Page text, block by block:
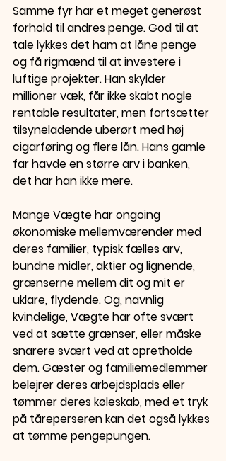
Samme fyr har et meget generøst
forhold til andres penge. God til at
tale lykkes det ham at låne penge
og få rigmænd til at investere i
luftige projekter. Han skylder
millioner væk, får ikke skabt nogle
rentable resultater, men fortsætter
tilsyneladende uberørt med høj
cigarføring og flere lån. Hans gamle
far havde en større arv i banken,
det har han ikke mere.
Mange Vægte har ongoing
økonomiske mellemværender med
deres familier, typisk fælles arv,
bundne midler, aktier og lignende,
grænserne mellem dit og mit er
uklare, flydende. Og, navnlig
kvindelige, Vægte har ofte svært
ved at sætte grænser, eller måske
snarere svært ved at opretholde
dem. Gæster og familiemedlemmer
belejrer deres arbejdsplads eller
tømmer deres køleskab, med et tryk
på tåreperseren kan det også lykkes
at tømme pengepungen.